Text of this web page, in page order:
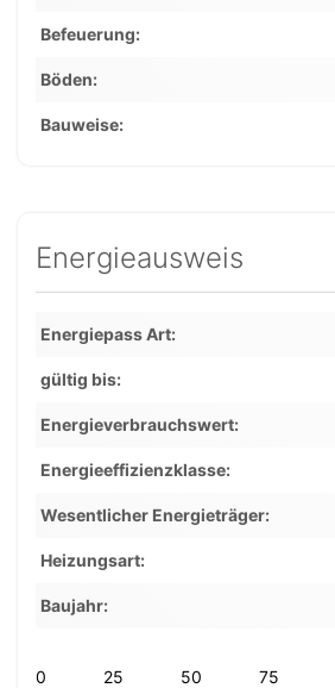
Befeuerung
Böden
Bauweise
Energieausweis
Energiepass Art
gültig bis
Energieverbrauchswert
Energieeffizienzklasse
Wesentlicher Energieträger
Heizungsart
Baujahr
0 25 50 75